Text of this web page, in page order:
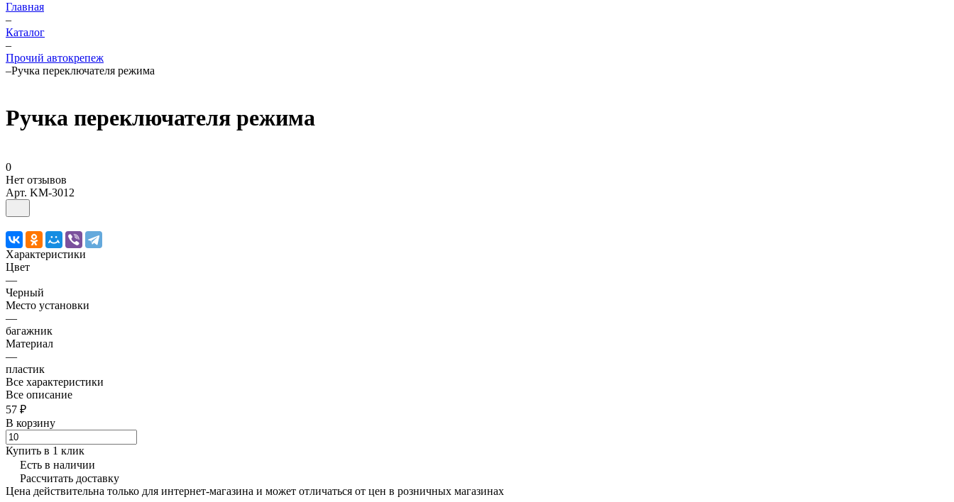
Главная
–
Каталог
–
Прочий автокрепеж
–Ручка переключателя режима
Ручка переключателя режима
0
Нет отзывов
Арт. KM-3012
Характеристики
Цвет
—
Черный
Место установки
—
багажник
Материал
—
пластик
Все характеристики
Все описание
57 ₽
В корзину
Купить в 1 клик
Есть в наличии
Рассчитать доставку
Цена действительна только для интернет-магазина и может отличаться от цен в розничных магазинах